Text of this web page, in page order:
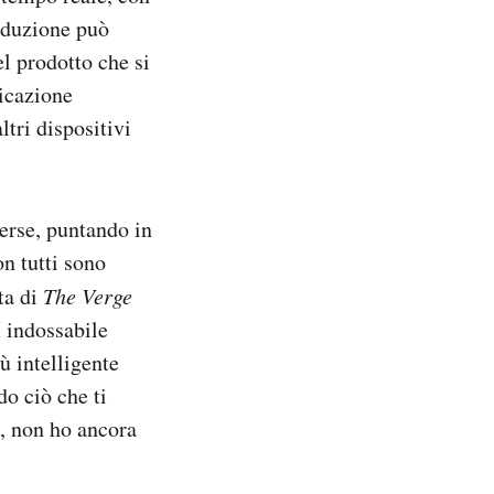
può
prodotto che si
dispositivi
puntando in
tutti sono
di The Verge
intelligente
ciò che ti
non ho ancora